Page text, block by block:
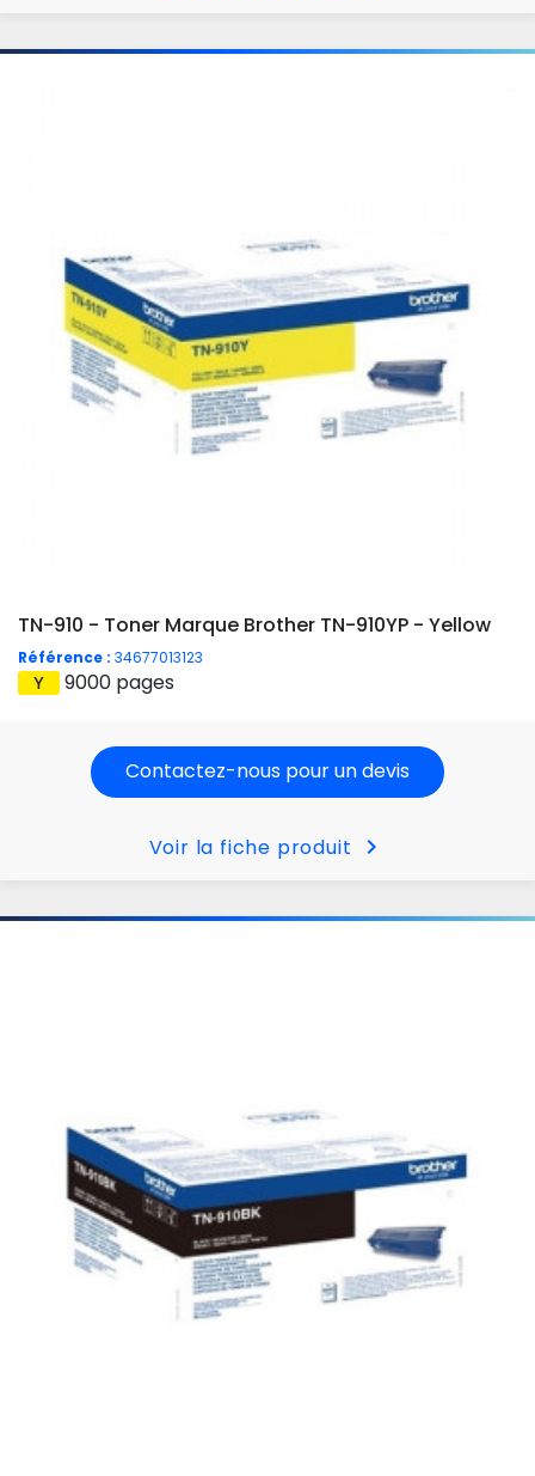
TN-910 - Toner Marque Brother TN-910YP - Yellow
Référence : 34677013123
9000 pages
Contactez-nous pour un devis
Voir la fiche produit chevron_right